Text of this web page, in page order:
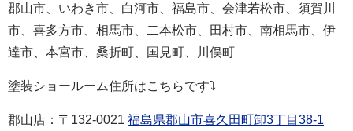
郡山市、 いわき市、 白河市、福島市、会津若松市、須賀川
市、喜多方市、相馬市、二本松市、田村市、南相馬市、伊
達市、本宮市、桑折町、国見町、川俣町
塗装ショールーム住所はこちらです⤵
郡山店：〒132-0021 福島県郡山市喜久田町卸3丁目38-1